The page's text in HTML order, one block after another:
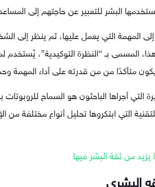
البشر للتعبير عن حاجتهم إلى
المهمة التي يعمل عليها، ثم ينظر إلى
المسمى بـ “النظرة التوكيدية”، يُستخدم
متأكدًا من من قدرته على أداء المهمة
التي أجراها الباحثون هو السماح للروبوتات
التي ابتكروها تحليل أنواع مختلفة
من ثقة البشر فيها
البشري